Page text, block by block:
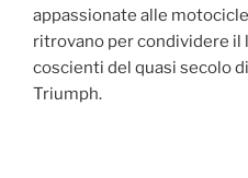
appassionate alle
ritrovano per condividere il
coscienti del quasi secolo
Triumph.